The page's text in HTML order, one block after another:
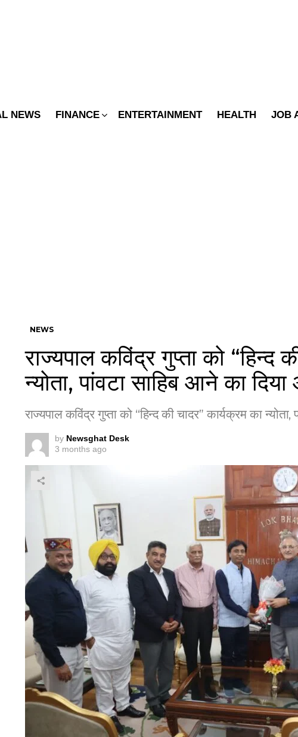
NEWS FINANCE ENTERTAINMENT HEALTH JOB
NEWS
राज्यपाल कविंद्र गुप्ता को “हिन्द
न्योता, पांवटा साहिब आने का
राज्यपाल कविंद्र गुप्ता को “हिन्द की चादर” कार्यक्रम का
by Newsghat Desk
3 months ago